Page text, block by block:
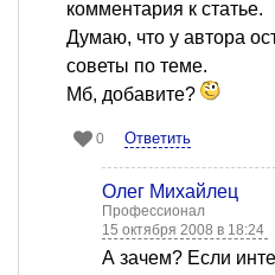
комментария к статье.
Думаю, что у автора
советы по теме.
Мб, добавите?
0 Ответить
Олег Михайлец
Профессионал
15 октября 2008 в 18:24
А зачем? Если